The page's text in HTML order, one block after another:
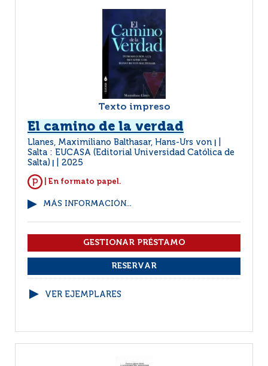
Texto impreso
El camino de la verdad
Llanes, Maximiliano Balthasar, Hans-Urs von
Salta : EUCASA (Editorial Universidad Católica de
Salta)
2025
| En formato papel.
MÁS INFORMACIÓN...
VER EJEMPLARES